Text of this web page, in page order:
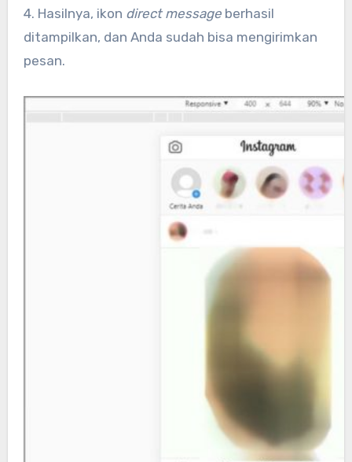
4. Hasilnya, ikon direct messageberhasil
ditampilkan, dan Anda sudah bisa mengirimkan
pesan.